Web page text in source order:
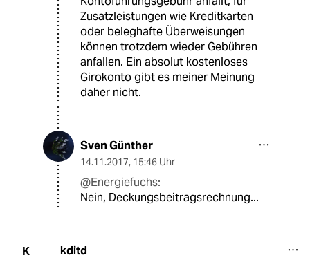
Zusatzleistungen wie Kreditkarten
oder beleghafte Überweisungen
können trotzdem wieder Gebühren
anfallen. Ein absolut kostenloses
Girokonto gibt es meiner Meinung
daher nicht.
Sven Günther
14.11.2017, 15:46 Uhr
@Energiefuchs:
Nein, Deckungsbeitragsrechnung...
K kditd